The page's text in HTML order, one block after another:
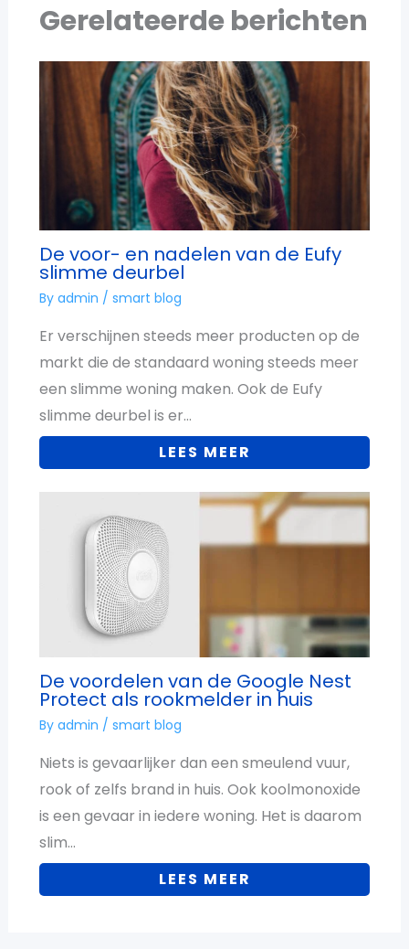
Gerelateerde berichten
De voor- en nadelen van de Eufy
slimme deurbel
By admin / smart blog
Er verschijnen steeds meer producten op de
markt die de standaard woning steeds meer
een slimme woning maken. Ook de Eufy
slimme deurbel is er…
LEES MEER
De voordelen van de Google Nest
Protect als rookmelder in huis
By admin / smart blog
Niets is gevaarlijker dan een smeulend vuur,
rook of zelfs brand in huis. Ook koolmonoxide
is een gevaar in iedere woning. Het is daarom
slim…
LEES MEER